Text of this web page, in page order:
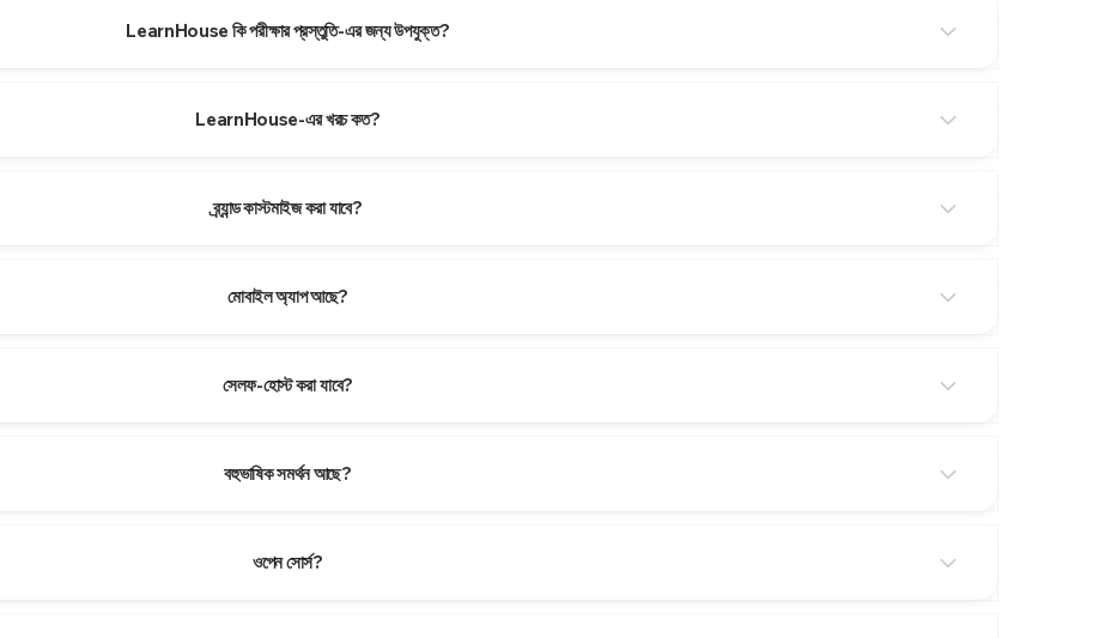
LearnHouse কি পরীক্ষার প্রস্তুতি-এর জন্য উপযুক্ত?
LearnHouse-এর খরচ কত?
ব্র্যান্ড কাস্টমাইজ করা যাবে?
মোবাইল অ্যাপ আছে?
সেলফ-হোস্ট করা যাবে?
বহুভাষিক সমর্থন আছে?
ওপেন সোর্স?